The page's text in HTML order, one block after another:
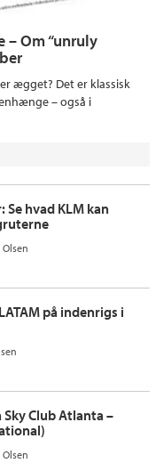
– Om “unruly
ægget? Det er klassisk
– også i
hvad KLM kan
på indenrigs i
Club Atlanta –